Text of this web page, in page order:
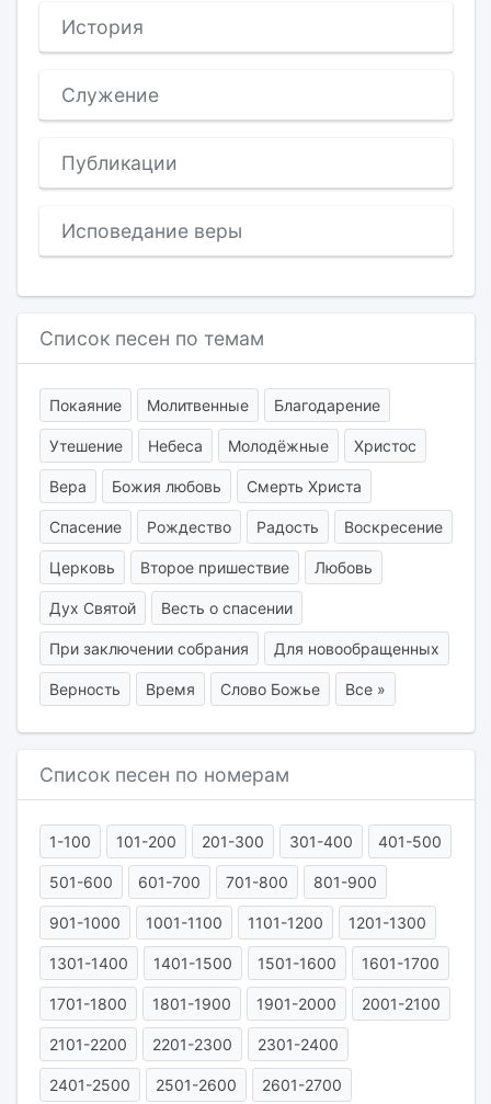
История
Служение
Публикации
Исповедание веры
Список песен по темам
Покаяние Молитвенные Благодарение
Утешение Небеса Молодёжные Христос
Вера Божия любовь Смерть Христа
Спасение Рождество Радость Воскресение
Церковь Второе пришествие Любовь
Дух Святой Весть о спасении
При заключении собрания Для новообращенных
Верность Время Слово Божье Все »
Список песен по номерам
1-100 101-200 201-300 301-400 401-500
501-600 601-700 701-800 801-900
901-1000 1001-1100 1101-1200 1201-1300
1301-1400 1401-1500 1501-1600 1601-1700
1701-1800 1801-1900 1901-2000 2001-2100
2101-2200 2201-2300 2301-2400
2401-2500 2501-2600 2601-2700